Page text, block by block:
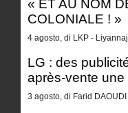
« ET AU NOM
COLONIALE ! »
4 agosto, di LKP -
LG : des
après-vente une
3 agosto, di Farid DAOUDI